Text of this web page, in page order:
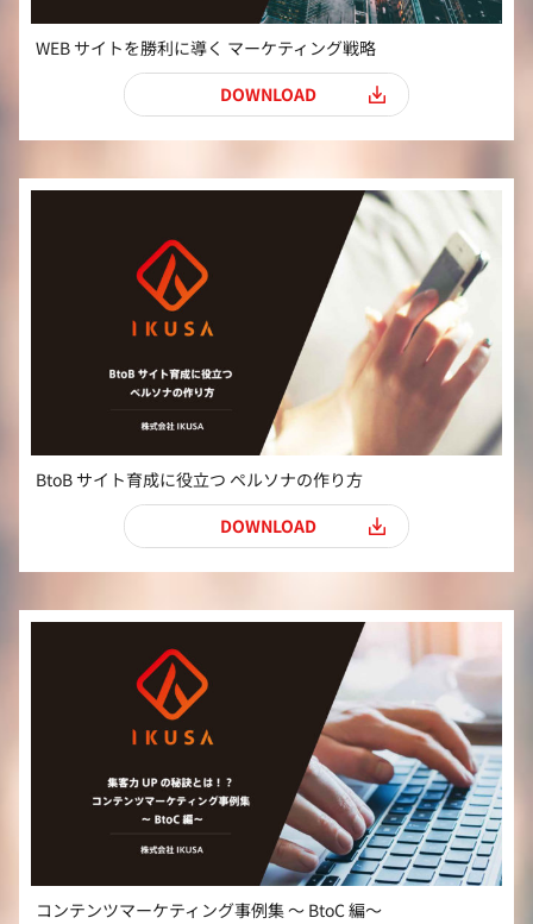
WEB サイトを勝利に導く マーケティング戦略
DOWNLOAD
ダウンロード
BtoB サイト育成に役立つ ペルソナの作り方
DOWNLOAD
ダウンロード
コンテンツマーケティング事例集 ～ BtoC 編～
ダウンロード